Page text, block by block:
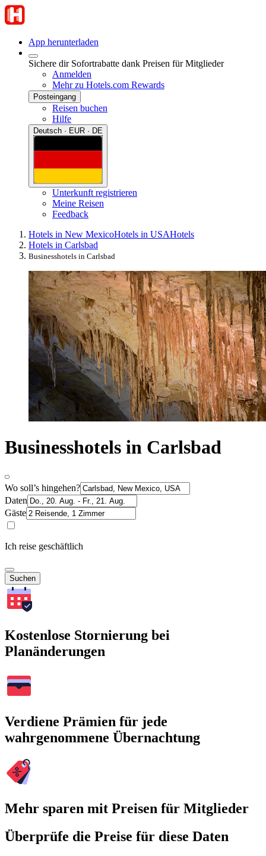
App herunterladen
Sichere dir Sofortrabatte dank Preisen für Mitglieder
Anmelden
Mehr zu Hotels.com Rewards
Posteingang
Reisen buchen
Hilfe
Deutsch · EUR · DE
Unterkunft registrieren
Meine Reisen
Feedback
Hotels in New MexicoHotels in USAHotels
Hotels in Carlsbad
Businesshotels in Carlsbad
Businesshotels in Carlsbad
Wo soll’s hingehen?
Daten
Gäste
Ich reise geschäftlich
Suchen
Kostenlose Stornierung bei
Planänderungen
Verdiene Prämien für jede
wahrgenommene Übernachtung
Mehr sparen mit Preisen für Mitglieder
Überprüfe die Preise für diese Daten